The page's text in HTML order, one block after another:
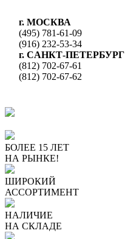
г. МОСКВА
(495) 781-61-09
(916) 232-53-34
г. CАНКТ-ПЕТЕРБУРГ
(812) 702-67-61
(812) 702-67-62
БОЛЕЕ 15 ЛЕТ
НА РЫНКЕ!
ШИРОКИЙ
АССОРТИМЕНТ
НАЛИЧИЕ
НА СКЛАДЕ